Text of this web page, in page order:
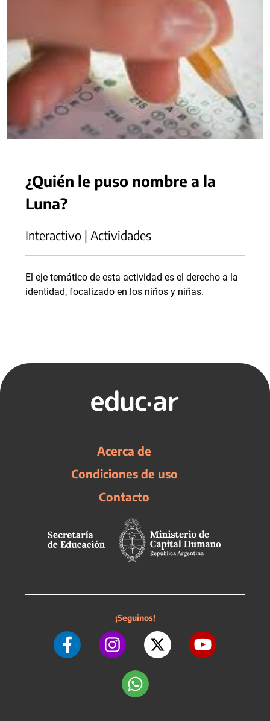
¿Quién le puso nombre a la
Luna?
Interactivo | Actividades
El eje temático de esta actividad es el derecho a la
identidad, focalizado en los niños y niñas.
Acerca de
Condiciones de uso
Contacto
¡Seguinos!